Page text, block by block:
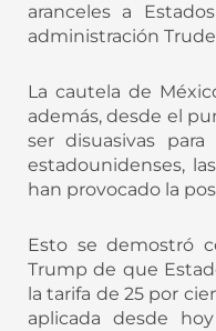
aranceles a
administración
La cautela de
además, desde el
ser disuasivas
estadounidenses,
han provocado la
Esto se demostró
Trump de que
la tarifa de 25 por
aplicada desde